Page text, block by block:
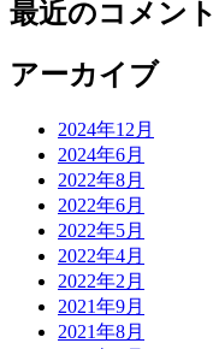
最近のコメント
アーカイブ
2024年12月
2024年6月
2022年8月
2022年6月
2022年5月
2022年4月
2022年2月
2021年9月
2021年8月